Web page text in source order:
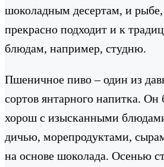
шоколадным десертам, и
прекрасно подходит и к
блюдам, например, студню.
Пшеничное пиво – один из
сортов янтарного напитка. Он
хорош с изысканными
дичью, морепродуктами,
на основе шоколада. Осенью